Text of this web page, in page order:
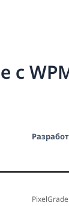
PixelGrade